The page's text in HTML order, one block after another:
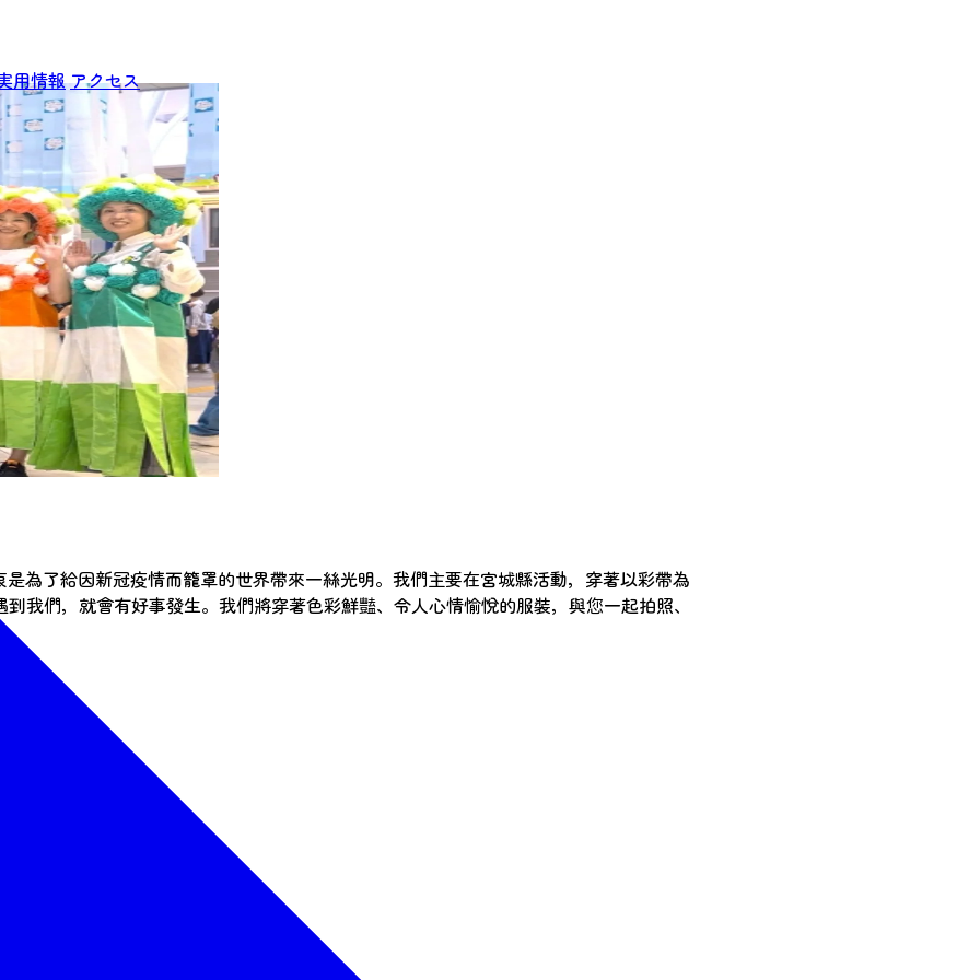
用情報アクセス
為了給因新冠疫情而籠罩的世界帶來一絲光明。我們主要在宮城縣活動，穿著以彩帶為
我們，就會有好事發生。我們將穿著色彩鮮豔、令人心情愉悅的服裝，與您一起拍照、